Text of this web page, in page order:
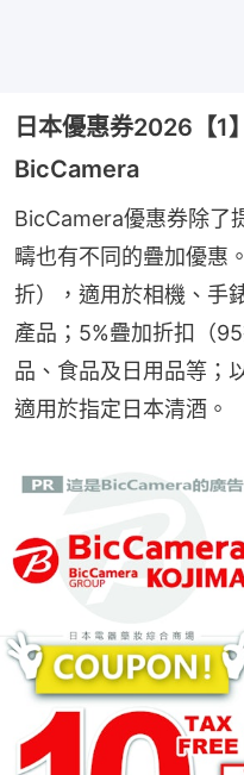
日本優惠券2026【1
BicCamera
BicCamera優惠券除了
疇也有不同的疊加優惠
折），適用於相機、手
產品；5%疊加折扣（
品、食品及日用品等；
適用於指定日本清酒。